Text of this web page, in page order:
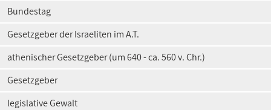
Bundestag
Gesetzgeber der Israeliten im A.T.
athenischer Gesetzgeber (um 640 - ca. 560 v. Chr.)
Gesetzgeber
legislative Gewalt